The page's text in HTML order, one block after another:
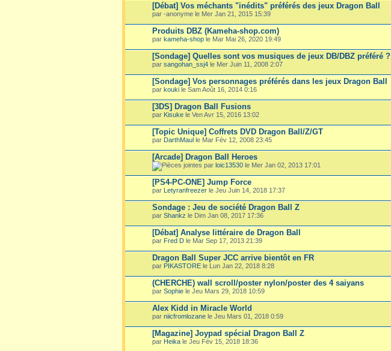
[Débat] Vos méchants "inédits" préférés des jeux Dragon Ball
par -anonyme le Mer Jan 21, 2015 15:39
Produits DBZ (Kameha-shop.com)
par kameha-shop le Mar Mai 26, 2020 19:49
[Sondage] Quelles sont vos musiques de jeux DB/DBZ préféré ?
par sangohan_ssj4 le Mer Juin 11, 2008 2:07
[Sondage] Vos personnages préférés dans les jeux Dragon Ball
par kouki le Sam Août 16, 2014 0:16
[3DS] Dragon Ball Fusions
par Kisuke le Ven Avr 15, 2016 13:02
[Topic Unique] Coffrets DVD Dragon Ball/Z/GT
par DarthMaul le Mar Fév 12, 2008 23:45
[Arcade] Dragon Ball Heroes
par loic13530 le Mer Jan 02, 2013 17:01
[PS4-PC-ONE] Jump Force
par Letyranfreezer le Jeu Juin 14, 2018 17:37
Sondage : Jeu de société Dragon Ball Z
par Shankz le Dim Jan 08, 2017 17:36
[Débat] Analyse littéraire de Dragon Ball
par Fred D le Mar Sep 17, 2013 21:39
Dragon Ball Super JCC arrive bientôt en FR
par PIKASTORE le Lun Jan 22, 2018 8:28
(CHERCHE) wall scroll/poster nylon/poster des 4 saiyans
par Sophie le Jeu Mars 29, 2018 10:59
Alex Kidd in Miracle World
par niicfromlozane le Jeu Mars 01, 2018 0:59
[Magazine] Joypad spécial Dragon Ball Z
par Heika le Jeu Fév 15, 2018 18:36